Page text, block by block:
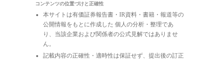
コンテンツの位置づけと正確性
本サイトは有価証券報告書・IR資料・書籍・報道等の
公開情報をもとに作成した 個人の分析・整理であ
り、当該企業および関係者の公式見解ではありませ
ん。
記載内容の正確性・適時性は保証せず、提出後の訂正